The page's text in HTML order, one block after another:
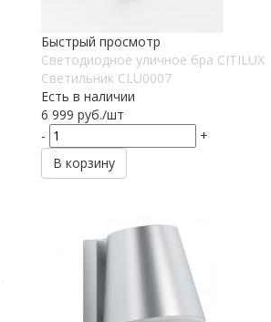
Быстрый просмотр
Светодиодное уличное бра CITILUX
Светильник CLU0007
Есть в наличии
6 999 руб./шт
-
+
В корзину